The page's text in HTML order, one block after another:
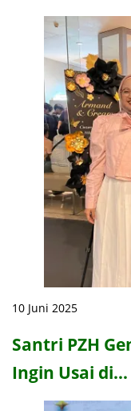
10 Juni 2025
Santri PZH
Ingin Usai di…